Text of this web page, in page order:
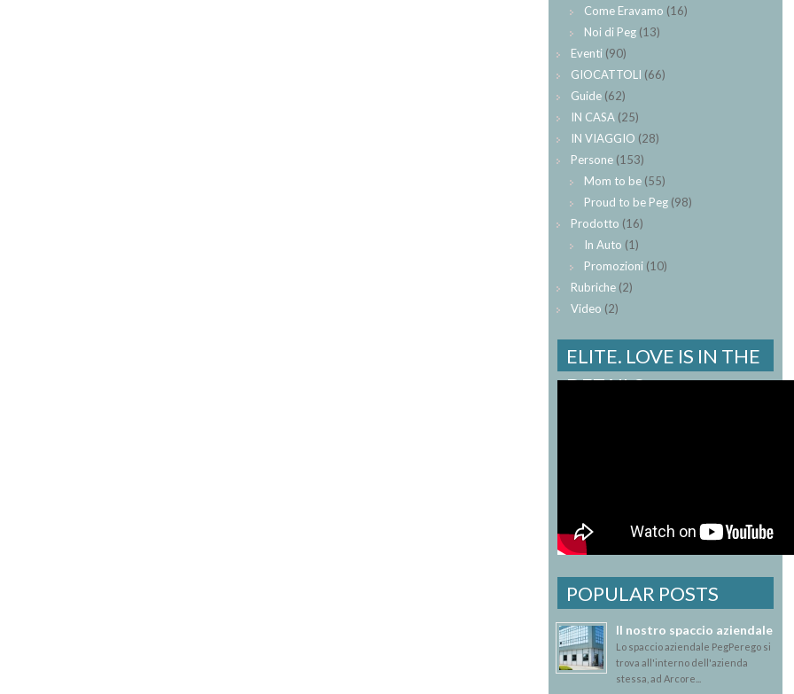
Come Eravamo (16)
Noi di Peg (13)
Eventi (90)
GIOCATTOLI (66)
Guide (62)
IN CASA (25)
IN VIAGGIO (28)
Persone (153)
Mom to be (55)
Proud to be Peg (98)
Prodotto (16)
In Auto (1)
Promozioni (10)
Rubriche (2)
Video (2)
ELITE. LOVE IS IN THE
DETAILS.
POPULAR POSTS
Il nostro spaccio aziendale
Lo spaccio aziendale PegPerego si
trova all'interno dell'azienda
stessa, ad Arcore...